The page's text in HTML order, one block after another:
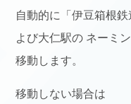
自動的に「伊豆箱根
よび大仁駅の ネーミ
移動します。
移動しない場合は